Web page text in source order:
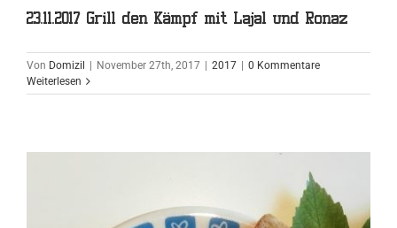
23.11.2017 Grill den Kämpf mit Lajal und Ronaz
Von Domizil November 27th, 2017 2017
0 Kommentare
Weiterlesen